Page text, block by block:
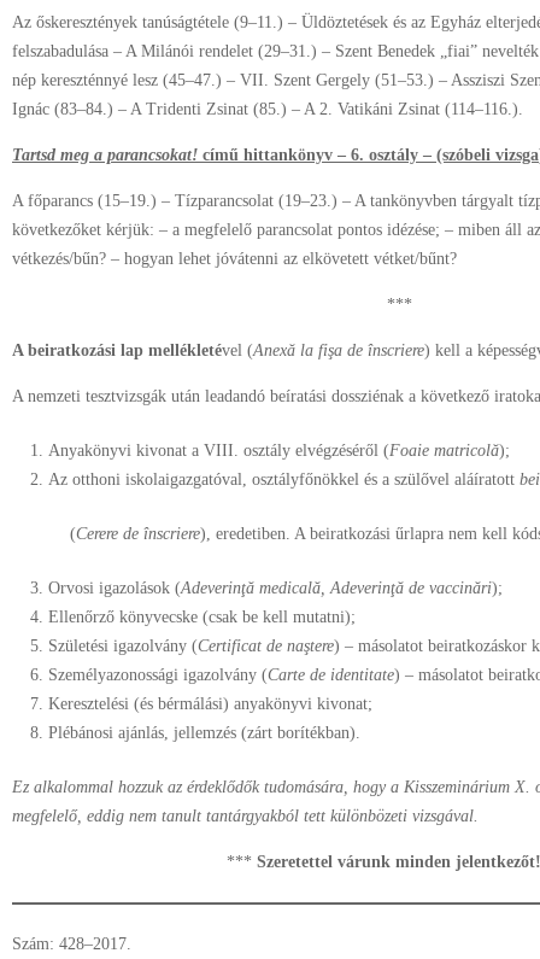
Az őskeresztények tanúságtétele (9–11.) – Üldöztetések és az Egyház
felszabadulása – A Milánói rendelet (29–31.) – Szent Benedek „fiai”
nép kereszténnyé lesz (45–47.) – VII. Szent Gergely (51–53.) – Assziszi
Ignác (83–84.) – A Tridenti Zsinat (85.) – A 2. Vatikáni Zsinat (114–116.).
Tartsd meg a parancsokat! című hittankönyv – 6. osztály – (szóbeli vizsga
A főparancs (15–19.) – Tízparancsolat (19–23.) – A tankönyvben tárgyalt
következőket kérjük: – a megfelelő parancsolat pontos idézése; – miben áll
vétkezés/bűn? – hogyan lehet jóvátenni az elkövetett vétket/bűnt?
***
A beiratkozási lap mellékletével (Anexă la fişa de înscriere) kell a
A nemzeti tesztvizsgák után leadandó beíratási dossziénak a következő
Anyakönyvi kivonat a VIII. osztály elvégzéséről (Foaie matricolă);
Az otthoni iskolaigazgatóval, osztályfőnökkel és a szülővel aláíratott
(Cerere de înscriere), eredetiben. A beiratkozási űrlapra nem kell
Orvosi igazolások (Adeverinţă medicală, Adeverinţă de vaccinări);
Ellenőrző könyvecske (csak be kell mutatni);
Születési igazolvány (Certificat de naştere) – másolatot beiratkozáskor
Személyazonossági igazolvány (Carte de identitate) – másolatot
Keresztelési (és bérmálási) anyakönyvi kivonat;
Plébánosi ajánlás, jellemzés (zárt borítékban).
Ez alkalommal hozzuk az érdeklődők tudomására, hogy a Kisszeminárium
megfelelő, eddig nem tanult tantárgyakból tett különbözeti vizsgával.
***Szeretettel várunk minden
Szám: 428–2017.